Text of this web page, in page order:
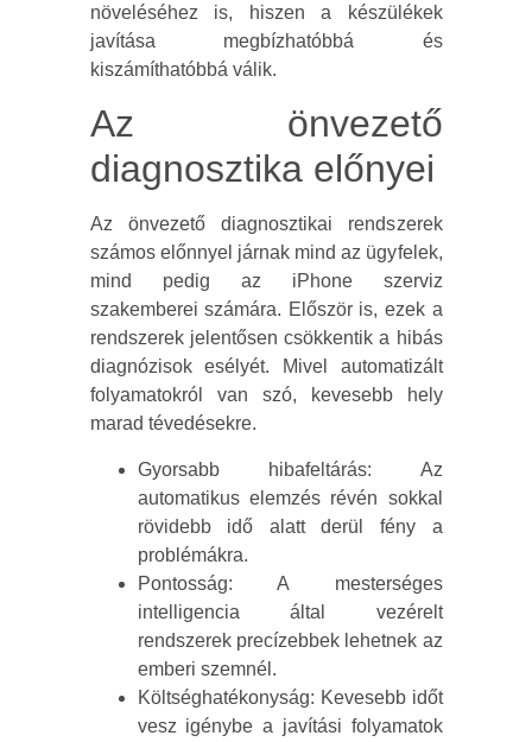
növeléséhez is, hiszen a készülékek
javítása megbízhatóbbá és
kiszámíthatóbbá válik.
Az önvezető
diagnosztika előnyei
Az önvezető diagnosztikai rendszerek
számos előnnyel járnak mind az ügyfelek,
mind pedig az iPhone szerviz
szakemberei számára. Először is, ezek a
rendszerek jelentősen csökkentik a hibás
diagnózisok esélyét. Mivel automatizált
folyamatokról van szó, kevesebb hely
marad tévedésekre.
Gyorsabb hibafeltárás: Az
automatikus elemzés révén sokkal
rövidebb idő alatt derül fény a
problémákra.
Pontosság: A mesterséges
intelligencia által vezérelt
rendszerek precízebbek lehetnek az
emberi szemnél.
Költséghatékonyság: Kevesebb időt
vesz igénybe a javítási folyamatok